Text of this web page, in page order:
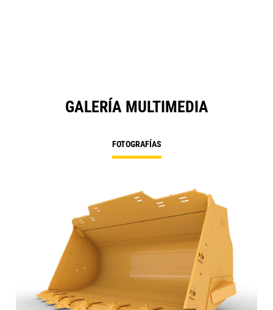
GALERÍA MULTIMEDIA
FOTOGRAFÍAS